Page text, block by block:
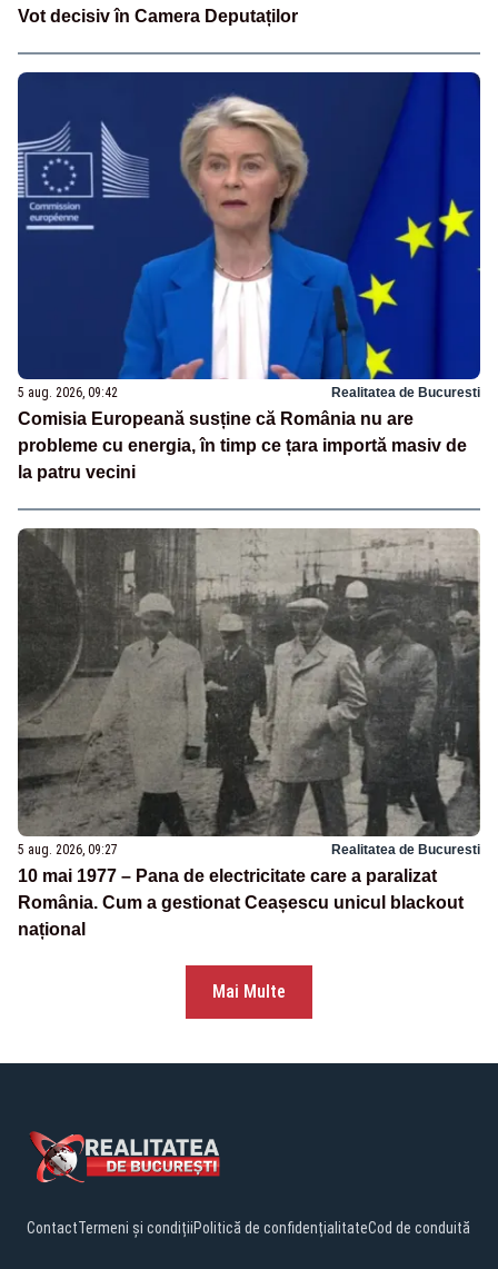
Vot decisiv în Camera Deputaților
5 aug. 2026, 09:42 Realitatea de Bucuresti
Comisia Europeană susține că România nu are
probleme cu energia, în timp ce țara importă masiv de
la patru vecini
5 aug. 2026, 09:27 Realitatea de Bucuresti
10 mai 1977 – Pana de electricitate care a paralizat
România. Cum a gestionat Ceașescu unicul blackout
național
Mai Multe
ContactTermeni și condițiiPolitică de confidențialitateCod de conduită